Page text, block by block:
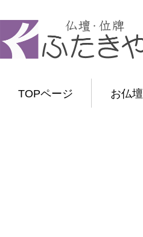
TOPページ お仏壇